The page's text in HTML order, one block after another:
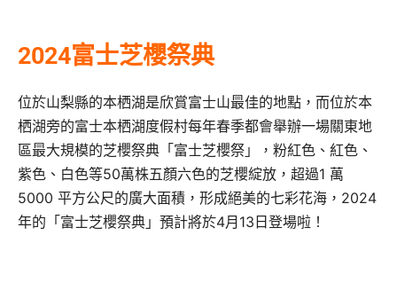
2024富士芝櫻祭典
位於山梨縣的本栖湖是欣賞富士山最佳的地點，而位於本
栖湖旁的富士本栖湖度假村每年春季都會舉辦一場關東地
區最大規模的芝櫻祭典「富士芝櫻祭」，粉紅色、紅色、
紫色、白色等50萬株五顏六色的芝櫻綻放，超過1 萬
5000 平方公尺的廣大面積，形成絕美的七彩花海，2024
年的「富士芝櫻祭典」預計將於4月13日登場啦！